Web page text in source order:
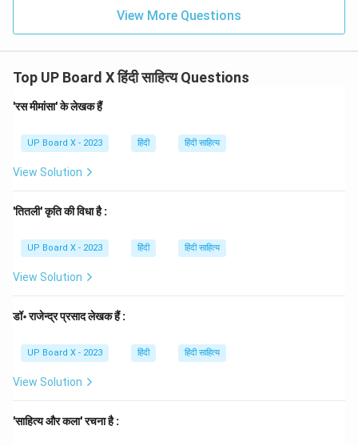
View More Questions
Top UP Board X हिंदी साहित्य Questions
'रस मीमांसा' के लेखक हैं
UP Board X - 2023 हिंदी हिंदी साहित्य
View Solution
'तितली' कृति की विधा है :
UP Board X - 2023 हिंदी हिंदी साहित्य
View Solution
डॉ॰ राजेन्द्र प्रसाद लेखक हैं :
UP Board X - 2023 हिंदी हिंदी साहित्य
View Solution
'साहित्य और कला' रचना है :